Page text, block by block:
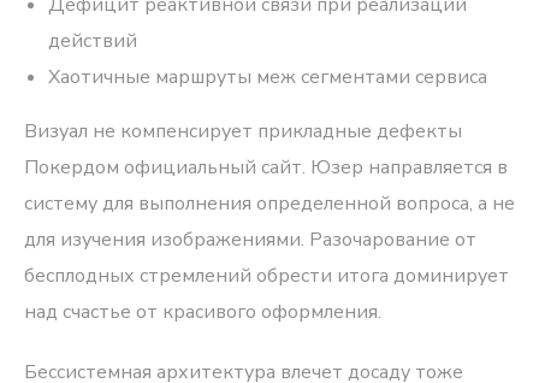
действий
Хаотичные маршруты меж сегментами сервиса
Визуал не компенсирует прикладные дефекты
Покердом официальный сайт. Юзер направляется в
систему для выполнения определенной вопроса, а не
для изучения изображениями. Разочарование от
бесплодных стремлений обрести итога доминирует
над счастье от красивого оформления.
Бессистемная архитектура влечет досаду тоже